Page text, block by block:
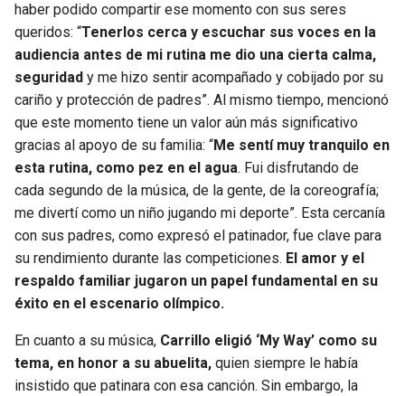
haber podido compartir ese momento con sus seres
queridos: “Tenerlos cerca y escuchar sus voces en la
audiencia antes de mi rutina me dio una cierta calma,
seguridad y me hizo sentir acompañado y cobijado por su
cariño y protección de padres”. Al mismo tiempo, mencionó
que este momento tiene un valor aún más significativo
gracias al apoyo de su familia: “Me sentí muy tranquilo en
esta rutina, como pez en el agua. Fui disfrutando de
cada segundo de la música, de la gente, de la coreografía;
me divertí como un niño jugando mi deporte”. Esta cercanía
con sus padres, como expresó el patinador, fue clave para
su rendimiento durante las competiciones. El amor y el
respaldo familiar jugaron un papel fundamental en su
éxito en el escenario olímpico.
En cuanto a su música, Carrillo eligió ‘My Way’ como su
tema, en honor a su abuelita, quien siempre le había
insistido que patinara con esa canción. Sin embargo, la